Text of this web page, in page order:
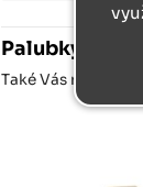
Palubky 15/
Také Vás může u